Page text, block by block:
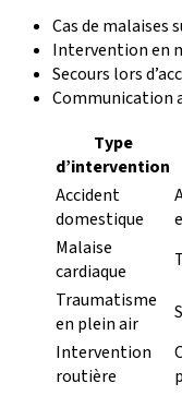
Cas de malaises
Intervention en
Secours lors
Communication
Type
d’intervention
Accident
domestique
Malaise
cardiaque
Traumatisme
en plein air
Intervention
routière